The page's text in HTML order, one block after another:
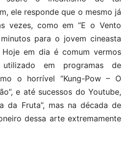
ele responde que o mesmo já
vezes, como em “E o Vento
para o jovem cineasta
em dia é comum vermos
em programas de
o horrível “Kung-Pow – O
e até sucessos do Youtube,
da Fruta”, mas na década de
dessa arte extremamente